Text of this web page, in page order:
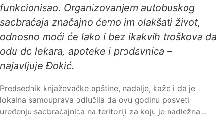
funkcionisao. Organizovanjem autobuskog
saobraćaja značajno ćemo im olakšati život,
odnosno moći će lako i bez ikakvih troškova da
odu do lekara, apoteke i prodavnica –
najavljuje Đokić.
Predsednik knjaževačke opštine, nadalje, kaže i da je
lokalna samouprava odlučila da ovu godinu posveti
uređenju saobraćajnica na teritoriji za koju je nadležna…